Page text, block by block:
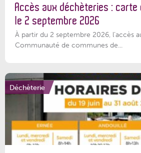
Accès aux déchèteries : carte
le 2 septembre 2026
À partir du 2 septembre 2026, l’accès
Communauté de communes de...
Déchèterie